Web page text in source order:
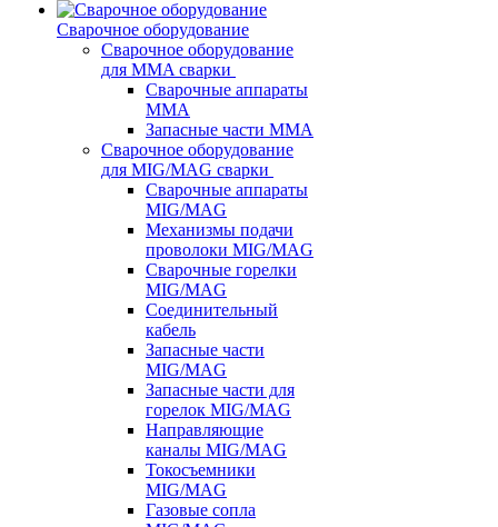
Сварочное оборудование
Сварочное оборудование
для MMA сварки
Сварочные аппараты
MMA
Запасные части MMA
Сварочное оборудование
для MIG/MAG сварки
Сварочные аппараты
MIG/MAG
Механизмы подачи
проволоки MIG/MAG
Сварочные горелки
MIG/MAG
Соединительный
кабель
Запасные части
MIG/MAG
Запасные части для
горелок MIG/MAG
Направляющие
каналы MIG/MAG
Токосъемники
MIG/MAG
Газовые сопла